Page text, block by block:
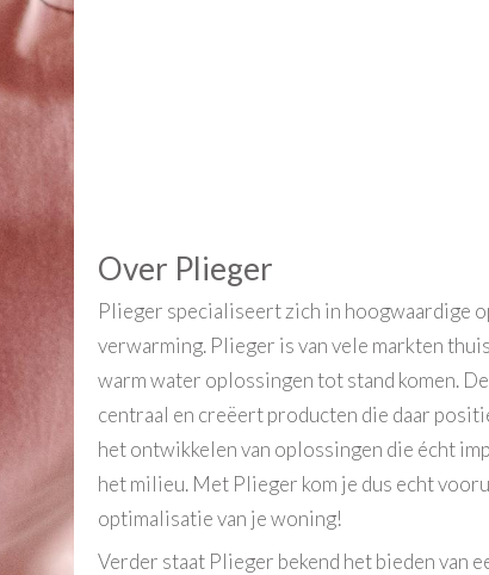
Over Plieger
Plieger specialiseert zich in hoogwaardige
verwarming. Plieger is van vele markten
warm water oplossingen tot stand komen.
centraal en creëert producten die daar
het ontwikkelen van oplossingen die écht
het milieu. Met Plieger kom je dus echt
optimalisatie van je woning!
Verder staat Plieger bekend het bieden van